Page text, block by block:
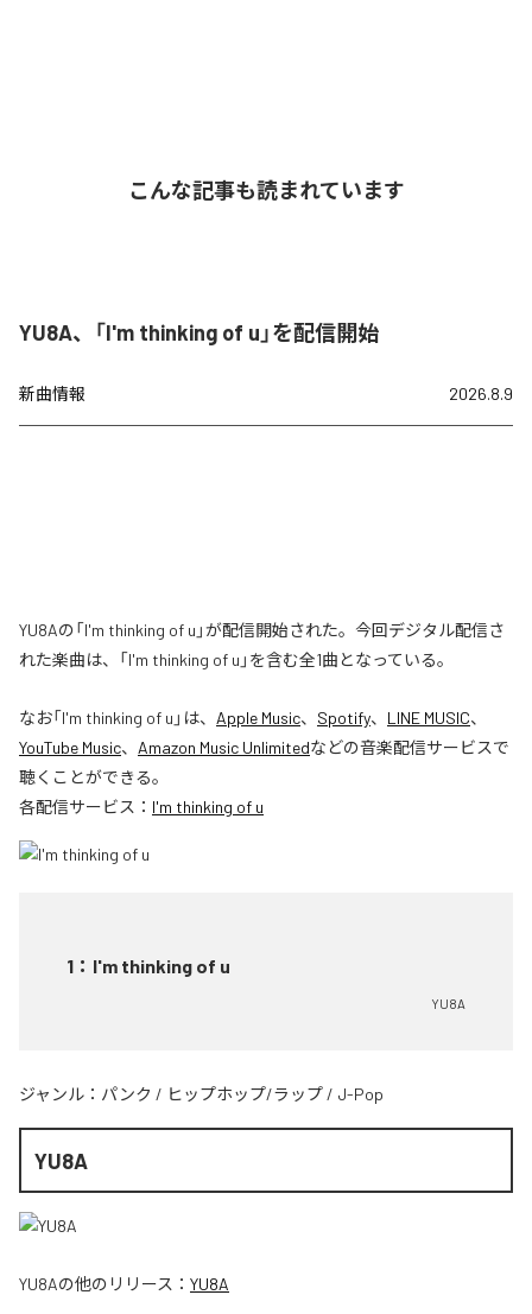
こんな記事も読まれています
YU8A、「I'm thinking of u」を配信開始
新曲情報 2026.8.9
YU8Aの「I'm thinking of u」が配信開始された。今回デジタル配信さ
れた楽曲は、「I'm thinking of u」を含む全1曲となっている。
なお「I'm thinking of u 」は、 Apple Music、 Spotify、 LINE MUSIC、
YouTube Music、 Amazon Music Unlimitedなどの音楽配信サービスで
聴くことができる。
各配信サービス： I'm thinking of u
1 ： I'm thinking of u
YU8A
ジャンル： パンク / ヒップホップ/ラップ / J-Pop
YU8A
YU8Aの他のリリース： YU8A